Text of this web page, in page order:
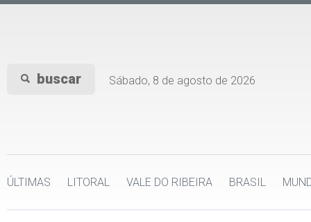
buscar Sábado, 8 de agosto de 2026
ÚLTIMAS LITORAL VALE DO RIBEIRA BRASIL